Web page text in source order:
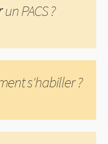
un PACS ?
s'habiller ?